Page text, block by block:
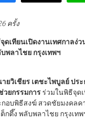
ครั้ง
ดเทียนเปิดงานเทศกาลง่ว
พลาไชย กรุงเทพฯ
ยวิเชียร เตชะไพบูลย์ ปร
วยกรรมการร่วมในพิธีจุดเ
กอบพิธีสงฆ์ สวดชัยมงคลค
กตึ๊ง พลับพลาไชย กรุงเทพ